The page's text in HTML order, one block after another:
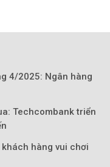
4/2025: Ngân hàng
Techcombank triển
hàng vui chơi